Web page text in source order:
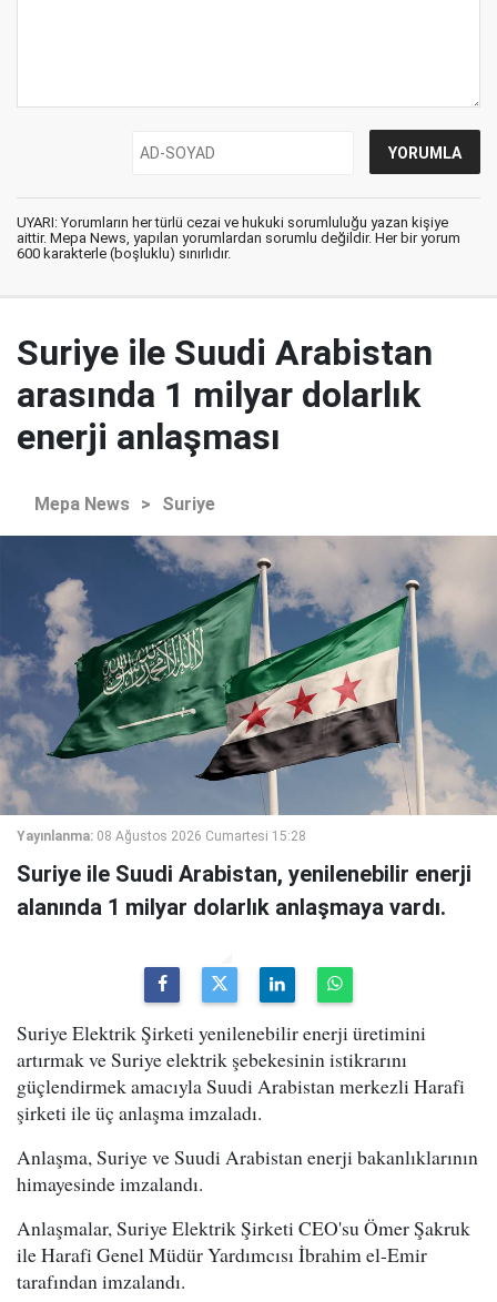
UYARI: Yorumların her türlü cezai ve hukuki sorumluluğu yazan kişiye
aittir. Mepa News, yapılan yorumlardan sorumlu değildir. Her bir yorum
600 karakterle (boşluklu) sınırlıdır.
Suriye ile Suudi Arabistan
arasında 1 milyar dolarlık
enerji anlaşması
Mepa News > Suriye
Yayınlanma: 08 Ağustos 2026 Cumartesi 15:28
Suriye ile Suudi Arabistan, yenilenebilir enerji
alanında 1 milyar dolarlık anlaşmaya vardı.
Suriye Elektrik Şirketi yenilenebilir enerji üretimini
artırmak ve Suriye elektrik şebekesinin istikrarını
güçlendirmek amacıyla Suudi Arabistan merkezli Harafi
şirketi ile üç anlaşma imzaladı.
Anlaşma, Suriye ve Suudi Arabistan enerji bakanlıklarının
himayesinde imzalandı.
Anlaşmalar, Suriye Elektrik Şirketi CEO'su Ömer Şakruk
ile Harafi Genel Müdür Yardımcısı İbrahim el-Emir
tarafından imzalandı.